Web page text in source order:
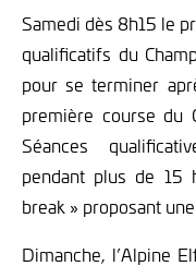
Samedi dès 8h15 le
qualificatifs du
pour se terminer
première course du
Séances
pendant plus de 15
break » proposant
Dimanche, l’Alpine